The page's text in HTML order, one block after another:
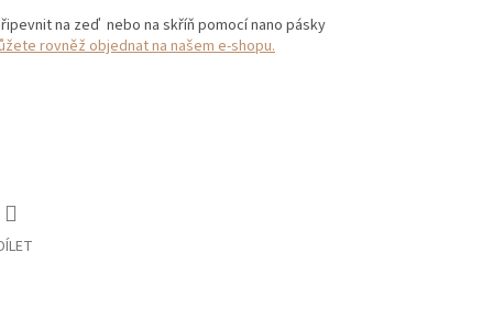
na zeď nebo na skříň pomocí nano pásky
rovněž objednat na našem e-shopu.